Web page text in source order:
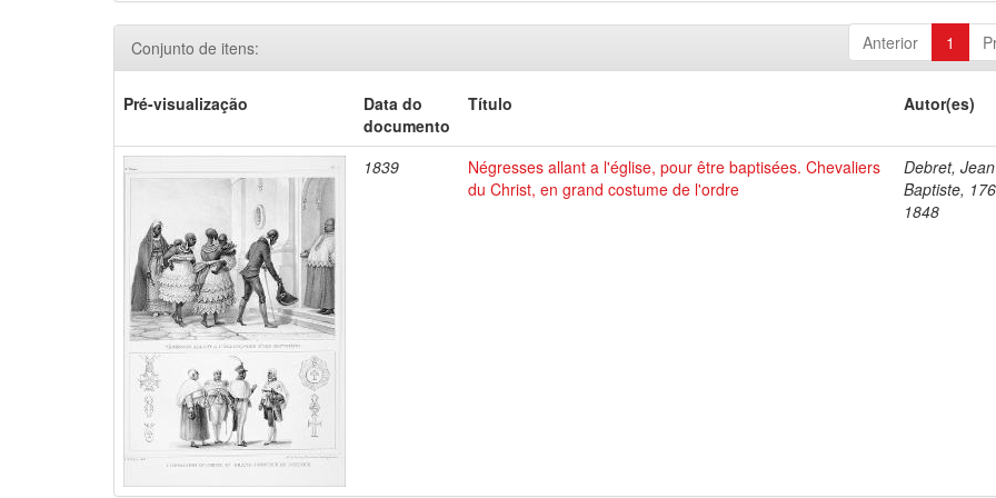
Anterior 1
Conjunto de itens:
Pré-visualização
Data do
documento
Título Autor(es)
1839
Négresses allant a l'église, pour être baptisées. Chevaliers
du Christ, en grand costume de l'ordre
Debret, Jean
Baptiste,
1848